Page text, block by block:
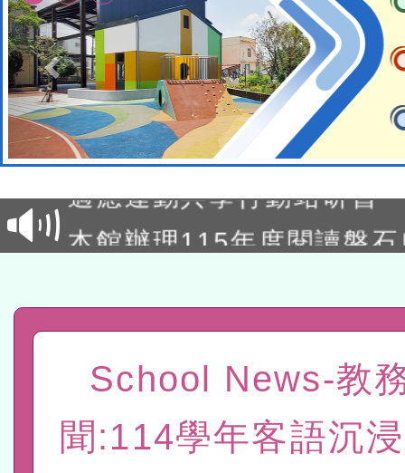
本校115學年度第2次代理
本館辦理115年度閱讀磐
程
A3數位素養講師名單
「數位內容與教學軟體線
赴陸應申請許可一案
轉知經濟部水利署委託財
School News-教
聞:114學年客語沉